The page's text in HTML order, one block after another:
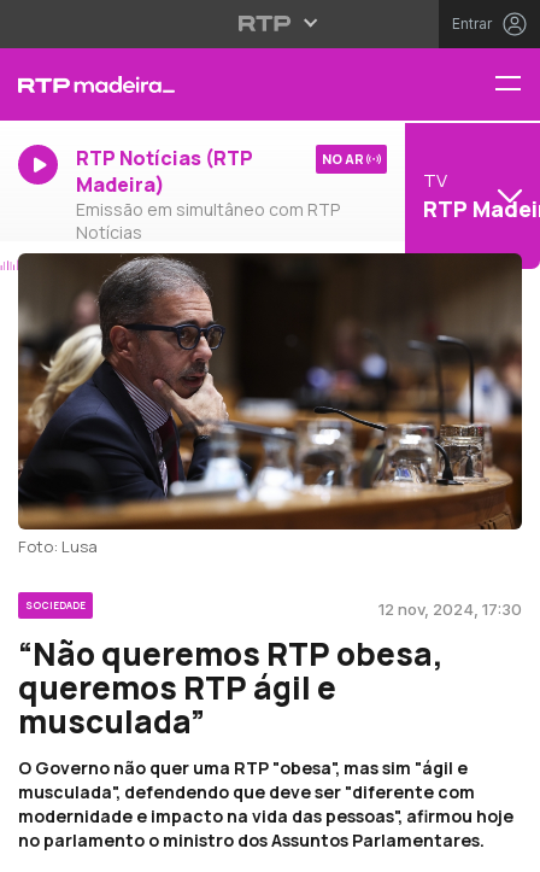
Entrar
RTP Notícias (RTP
Madeira)
Emissão em simultâneo com RTP
Notícias
NO AR
TV
RTP
Foto: Lusa
SOCIEDADE 12 nov, 2024, 17:30
“Não queremos RTP obesa,
queremos RTP ágil e
musculada”
O Governo não quer uma RTP "obesa", mas sim "ágil e
musculada", defendendo que deve ser "diferente com
modernidade e impacto na vida das pessoas", afirmou hoje
no parlamento o ministro dos Assuntos Parlamentares.